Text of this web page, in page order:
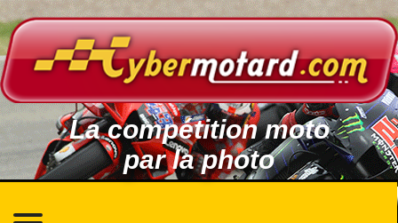
La compétition moto
par la photo